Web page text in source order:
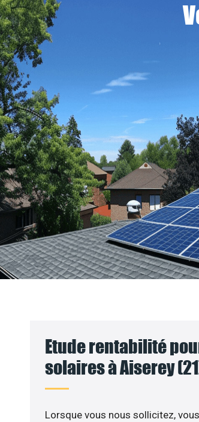
Etude rentabilité
solaires à Aiserey
Lorsque vous nous sollicitez,